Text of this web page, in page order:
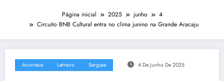
Página inicial 2025 junho
4
Circuito BNB Cultural entra no clima junino na Grande Aracaju
Acontece Letreiro Sergipe 4 De Junho De 2025